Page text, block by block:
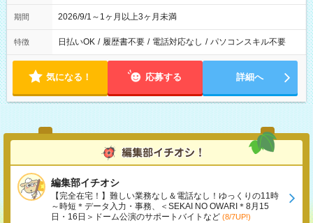
期間 2026/9/1～1ヶ月以上3ヶ月未満
特徴 日払いOK / 履歴書不要 / 電話対応なし / パソコンスキル不要
気になる！ 応募する 詳細へ
編集部イチオシ
【完全在宅！】難しい業務なし＆電話なし！ゆっくりの11時
～時短＊データ入力・事務、＜SEKAI NO OWARI＊8月15
日・16日＞ドーム公演のサポートバイトなど (8/7UP!)